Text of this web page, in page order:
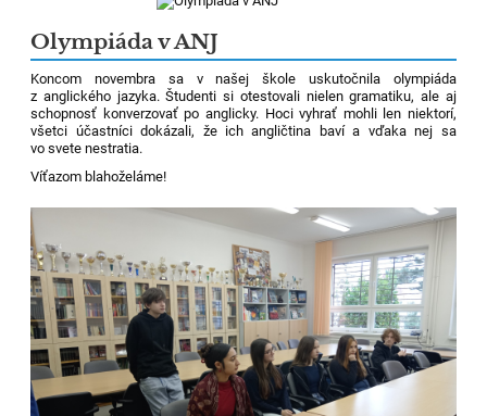
Olympiáda v ANJ
Koncom novembra sa v našej škole uskutočnila olympiáda
z anglického jazyka. Študenti si otestovali nielen gramatiku, ale aj
schopnosť konverzovať po anglicky. Hoci vyhrať mohli len niektorí,
všetci účastníci dokázali, že ich angličtina baví a vďaka nej sa
vo svete nestratia.
Víťazom blahoželáme!